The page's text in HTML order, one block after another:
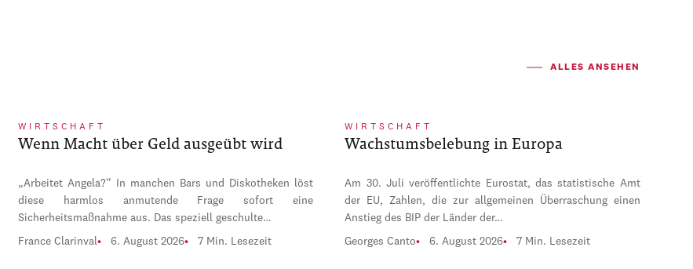
ALLES ANSEHEN
WIRTSCHAFT
Wenn Macht über Geld ausgeübt wird
„Arbeitet Angela?“ In manchen Bars und Diskotheken löst
diese harmlos anmutende Frage sofort eine
Sicherheitsmaßnahme aus. Das speziell geschulte…
France Clarinval 6. August 2026 7 Min. Lesezeit
WIRTSCHAFT
Wachstumsbelebung in Europa
Am 30. Juli veröffentlichte Eurostat, das statistische Amt
der EU, Zahlen, die zur allgemeinen Überraschung einen
Anstieg des BIP der Länder der…
Georges Canto 6. August 2026 7 Min. Lesezeit